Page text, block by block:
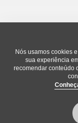
Copyright
Nós usamos cookies
sua experiência
recomendar conteúdo